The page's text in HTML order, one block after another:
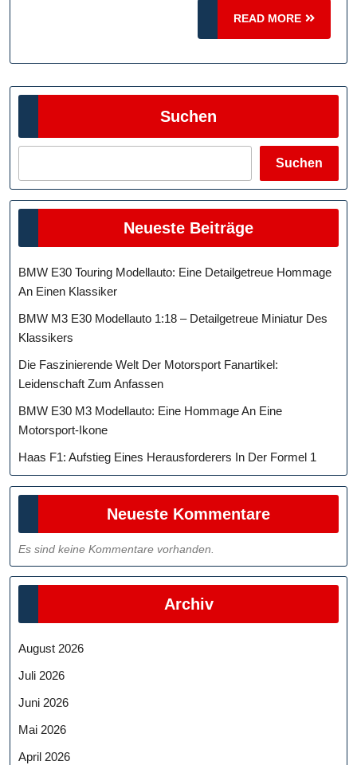
READ MORE
READ
MORE
Suchen
Suchen
Neueste Beiträge
BMW E30 Touring Modellauto: Eine Detailgetreue Hommage
An Einen Klassiker
BMW M3 E30 Modellauto 1:18 – Detailgetreue Miniatur Des
Klassikers
Die Faszinierende Welt Der Motorsport Fanartikel:
Leidenschaft Zum Anfassen
BMW E30 M3 Modellauto: Eine Hommage An Eine
Motorsport-Ikone
Haas F1: Aufstieg Eines Herausforderers In Der Formel 1
Neueste Kommentare
Es sind keine Kommentare vorhanden.
Archiv
August 2026
Juli 2026
Juni 2026
Mai 2026
April 2026